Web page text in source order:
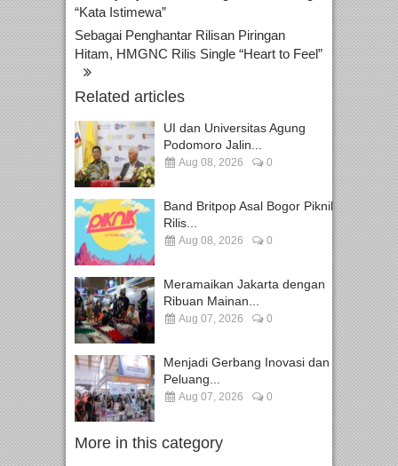
“Kata Istimewa”
Sebagai Penghantar Rilisan Piringan
Hitam, HMGNC Rilis Single “Heart to Feel”
Related articles
UI dan Universitas Agung
Podomoro Jalin...
Aug 08, 2026 0
Band Britpop Asal Bogor Piknik
Rilis...
Aug 08, 2026 0
Meramaikan Jakarta dengan
Ribuan Mainan...
Aug 07, 2026 0
Menjadi Gerbang Inovasi dan
Peluang...
Aug 07, 2026 0
More in this category